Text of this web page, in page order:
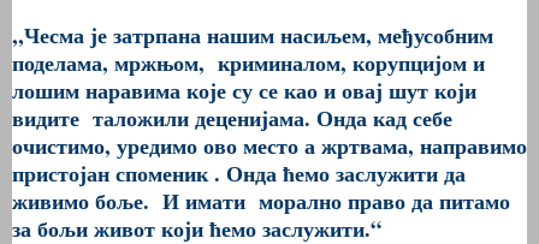
,,Чесма је затрпана нашим насиљем, међусобним
поделама, мржњом, криминалом, корупцијом и
лошим наравима које су се као и овај шут који
видите таложили деценијама. Онда кад себе
очистимо, уредимо ово место а жртвама, направимо
пристојан споменик . Онда ћемо заслужити да
живимо боље. И имати морално право да питамо
за бољи живот који ћемо заслужити.“